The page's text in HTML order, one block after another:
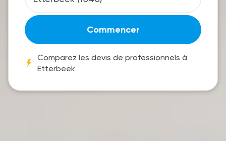
Commencer
Comparez les devis de professionnels à
Etterbeek